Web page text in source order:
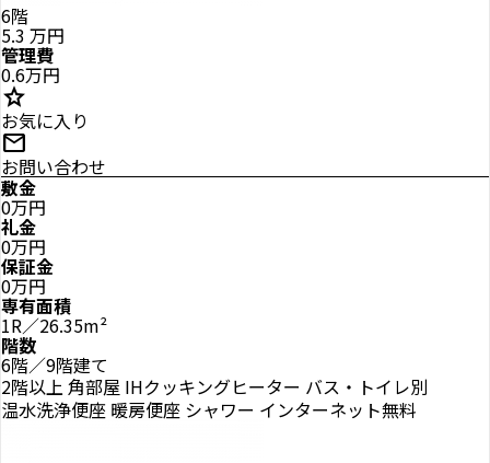
6階
5.3 万円
管理費
0.6万円
star
お気に入り
mail
お問い合わせ
敷金
0万円
礼金
0万円
保証金
0万円
専有面積
1R／26.35m²
階数
6階／9階建て
2階以上 角部屋 IHクッキングヒーター バス・トイレ別
温水洗浄便座 暖房便座 シャワー インターネット無料